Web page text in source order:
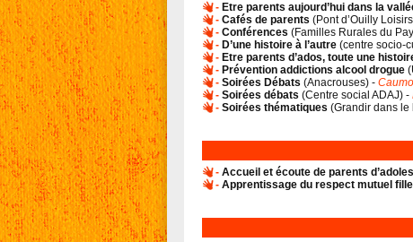
- Etre parents aujourd’hui dans la
- Cafés de parents (Pont d’Ouilly Loisirs
- Conférences (Familles Rurales du
- D’une histoire à l’autre (centre socio-
- Etre parents d’ados, toute une
- Prévention addictions alcool drogue (
- Soirées Débats (Anacrouses) -
- Soirées débats (Centre social ADAJ) -
- Soirées thématiques (Grandir dans le
- Accueil et écoute de parents
- Apprentissage du respect mutuel